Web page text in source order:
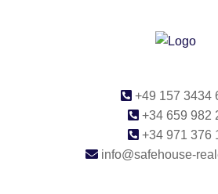
+49 157 3434
+34 659 982
+34 971 376
info@safehouse-